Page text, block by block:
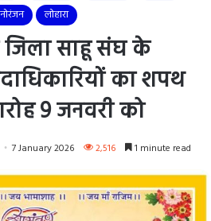
लोहारा
साहू संघ के
का शपथ
9 जनवरी को
7 January 2026 2,516 1 minute read